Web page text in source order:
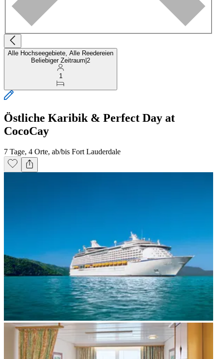
Alle Hochseegebiete, Alle Reedereien
Beliebiger Zeitraum 2
1
Östliche Karibik & Perfect Day at
CocoCay
7 Tage, 4 Orte, ab/bis Fort Lauderdale